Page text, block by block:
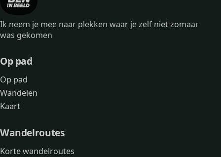
Ik neem je mee naar plekken waar je zelf niet zomaar
was gekomen
Op pad
Op pad
Wandelen
Kaart
Wandelroutes
Korte wandelroutes